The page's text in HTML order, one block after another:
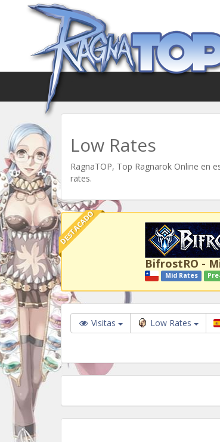
Low Rates
RagnaTOP, Top Ragnarok Online en
rates.
DESTACADO
BifrostRO -
Mid Rates
Visitas Low Rates